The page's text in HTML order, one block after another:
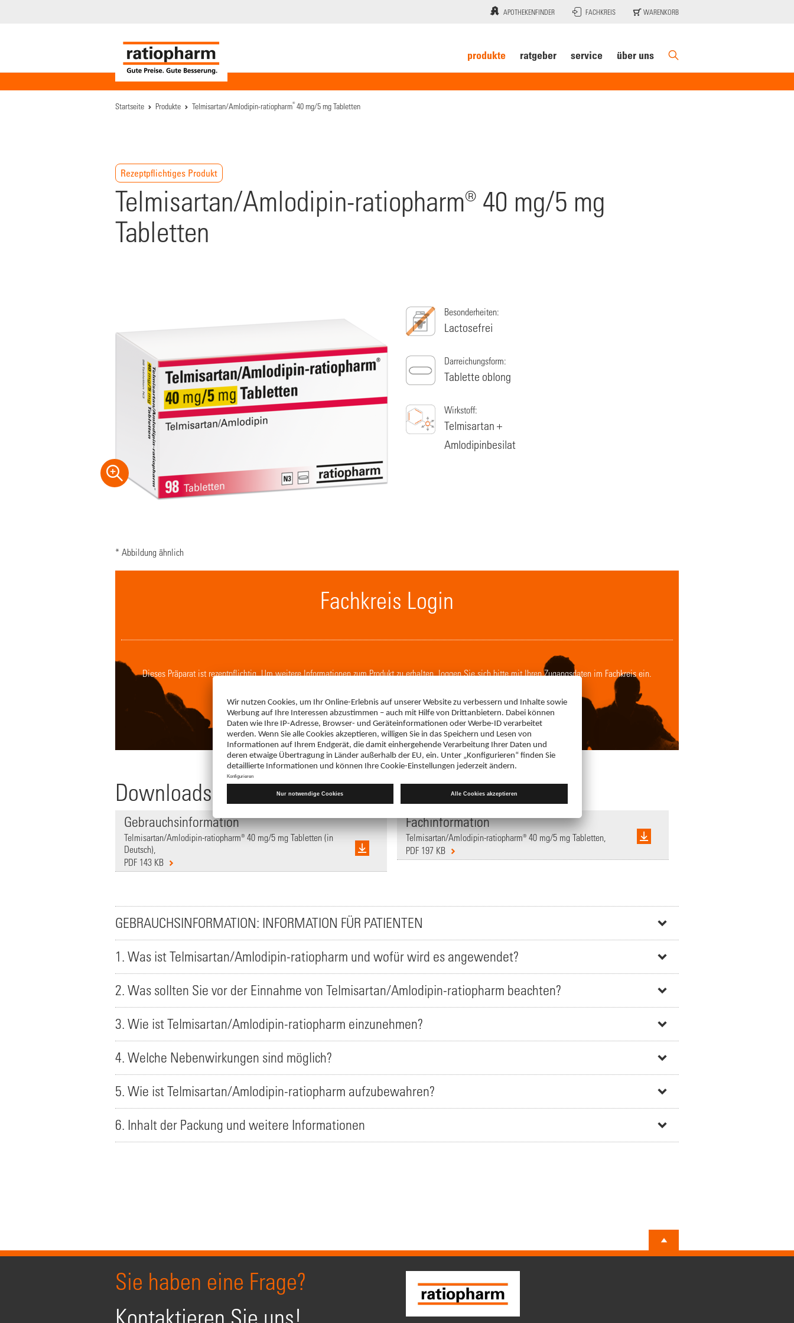
APOTHEKENFINDER FACHKREIS WARENKORB
produkte ratgeber service über uns
Startseite Produkte Telmisartan/Amlodipin-ratiopharm®40 mg/5 mg Tabletten
Rezeptpflichtiges Produkt
Telmisartan/Amlodipin-ratiopharm® 40 mg/5 mg
Tabletten
* Abbildung ähnlich
Besonderheiten:
Lactosefrei
Darreichungsform:
Tablette oblong
Wirkstoff:
Telmisartan +
Amlodipinbesilat
Fachkreis Login
Dieses Präparat ist rezeptpflichtig. Um weitere Informationen zum Produkt zu erhalten, loggen Sie sich bitte mit Ihren Zugangsdaten im Fachkreis ein.
LOGIN
Downloads
Gebrauchsinformation
Telmisartan/Amlodipin-ratiopharm® 40 mg/5 mg Tabletten (in
Deutsch),
PDF 143 KB
Fachinformation
Telmisartan/Amlodipin-ratiopharm® 40 mg/5 mg Tabletten,
PDF 197 KB
GEBRAUCHSINFORMATION: INFORMATION FÜR PATIENTEN
1. Was ist Telmisartan/Amlodipin-ratiopharm und wofür wird es angewendet?
2. Was sollten Sie vor der Einnahme von Telmisartan/Amlodipin-ratiopharm beachten?
3. Wie ist Telmisartan/Amlodipin-ratiopharm einzunehmen?
4. Welche Nebenwirkungen sind möglich?
5. Wie ist Telmisartan/Amlodipin-ratiopharm aufzubewahren?
6. Inhalt der Packung und weitere Informationen
Sie haben eine Frage?
Kontaktieren Sie uns!